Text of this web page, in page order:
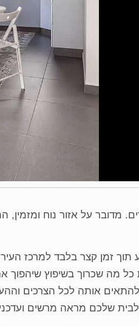
מדובר על אזור נוח
תוך זמן קצר בלבד למרכז
מה שכרוך בשיפוץ שיהפוך
אותה לכל הצרכים
שלכם מראה מרשים ועדכני